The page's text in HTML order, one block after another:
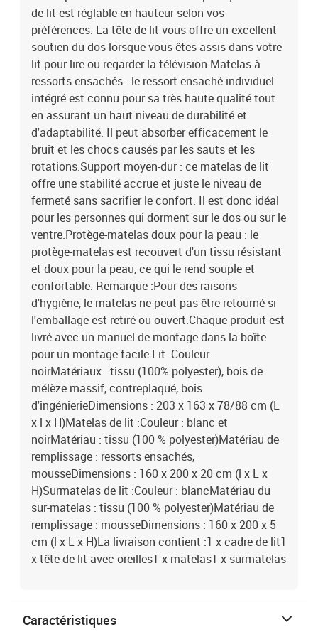
de lit est réglable en hauteur selon vos
préférences. La tête de lit vous offre un excellent
soutien du dos lorsque vous êtes assis dans votre
lit pour lire ou regarder la télévision.Matelas à
ressorts ensachés : le ressort ensaché individuel
intégré est connu pour sa très haute qualité tout
en assurant un haut niveau de durabilité et
d'adaptabilité. Il peut absorber efficacement le
bruit et les chocs causés par les sauts et les
rotations.Support moyen-dur : ce matelas de lit
offre une stabilité accrue et juste le niveau de
fermeté sans sacrifier le confort. Il est donc idéal
pour les personnes qui dorment sur le dos ou sur le
ventre.Protège-matelas doux pour la peau : le
protège-matelas est recouvert d'un tissu résistant
et doux pour la peau, ce qui le rend souple et
confortable. Remarque :Pour des raisons
d'hygiène, le matelas ne peut pas être retourné si
l'emballage est retiré ou ouvert.Chaque produit est
livré avec un manuel de montage dans la boîte
pour un montage facile.Lit :Couleur :
noirMatériaux : tissu (100% polyester), bois de
mélèze massif, contreplaqué, bois
d'ingénierieDimensions : 203 x 163 x 78/88 cm (L
x l x H)Matelas de lit :Couleur : blanc et
noirMatériau : tissu (100 % polyester)Matériau de
remplissage : ressorts ensachés,
mousseDimensions : 160 x 200 x 20 cm (l x L x
H)Surmatelas de lit :Couleur : blancMatériau du
sur-matelas : tissu (100 % polyester)Matériau de
remplissage : mousseDimensions : 160 x 200 x 5
cm (l x L x H)La livraison contient :1 x cadre de lit1
x tête de lit avec oreilles1 x matelas1 x surmatelas
Caractéristiques